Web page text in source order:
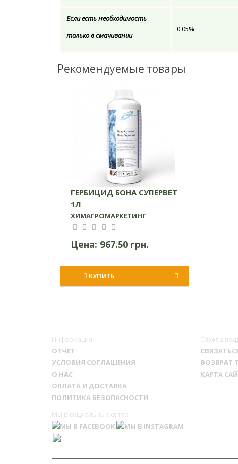
Если есть необходимость
только в смачивании
0.05%
Рекомендуемые товары
ГЕРБИЦИД БОНА СУПЕРВЕТ
1Л
ХИМАГРОМАРКЕТИНГ
Цена: 967.50 грн.
КУПИТЬ
Информация
ОТЧЕТ
УСЛОВИЯ СОГЛАШЕНИЯ
О НАС
ОПЛАТА И ДОСТАВКА
ПОЛИТИКА БЕЗОПАСНОСТИ
Мы в социальных сетях:
Служба
ВОЗВРАТ
КАРТА